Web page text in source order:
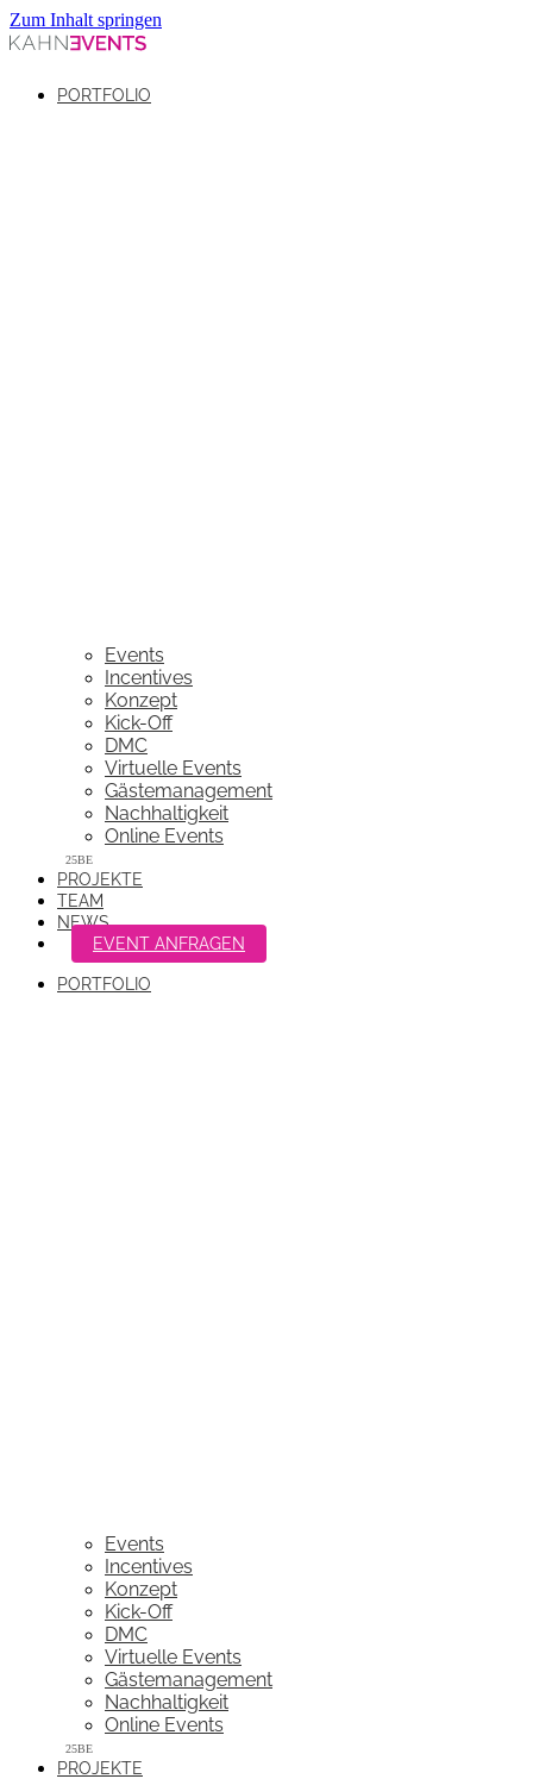
Zum Inhalt springen
PORTFOLIO
Events
Incentives
Konzept
Kick-Off
DMC
Virtuelle Events
Gästemanagement
Nachhaltigkeit
Online Events
PROJEKTE
TEAM
NEWS
EVENT ANFRAGEN
PORTFOLIO
Events
Incentives
Konzept
Kick-Off
DMC
Virtuelle Events
Gästemanagement
Nachhaltigkeit
Online Events
PROJEKTE